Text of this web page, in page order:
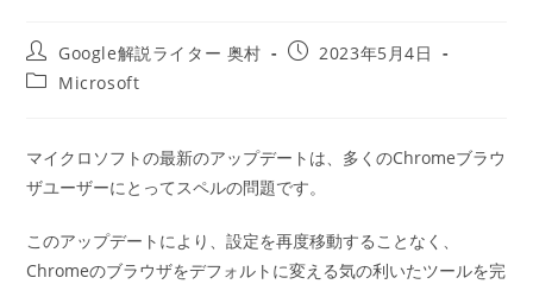
投
稿
者:
Google解説ライター 奥村
投
2023年5月4日
投
テ
ゴ
リ
Microsoft
マイクロソフトの最新のアップデートは、多くのChromeブラウ
ザユーザーにとってスペルの問題です。
このアップデートにより、設定を再度移動することなく、
Chromeのブラウザをデフォルトに変える気の利いたツールを完